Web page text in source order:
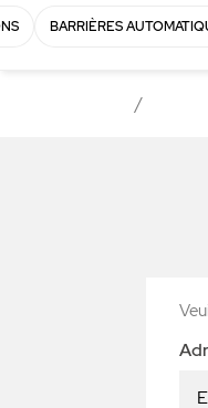
BARRIÈRES